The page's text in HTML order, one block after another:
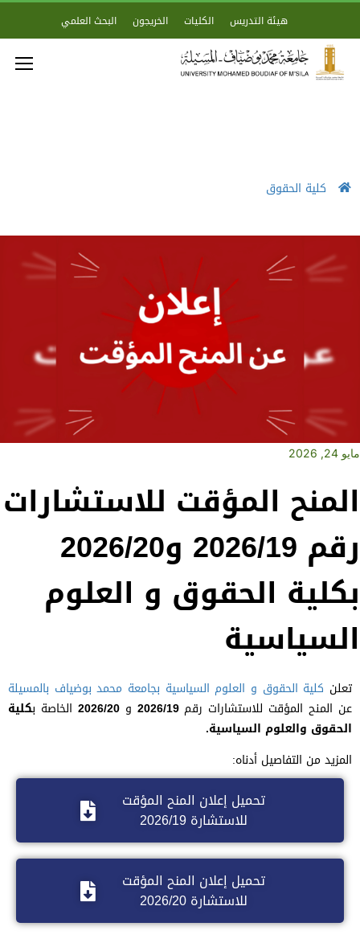
هيئة التدريس الكليات الخريجون البحث العلمي
كلية الحقوق
مايو 24, 2026
المنح المؤقت للاستشارات
رقم 2026/19 و2026/20
بكلية الحقوق و العلوم
السياسية
تعلن كلية الحقوق و العلوم السياسية بجامعة محمد بوضياف بالمسيلة
عن المنح المؤقت للاستشارات رقم2026/19 و2026/20 الخاصة بكلية
الحقوق والعلوم السياسية.
المزيد من التفاصيل أدناه:
تحميل إعلان المنح المؤقت
للاستشارة 2026/19
تحميل إعلان المنح المؤقت
للاستشارة 2026/20